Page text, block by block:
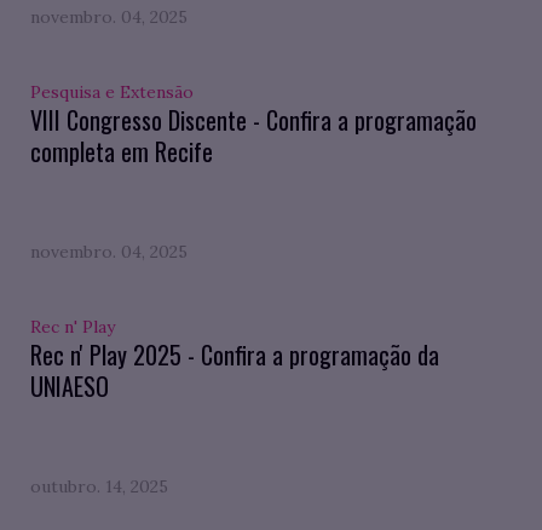
novembro. 04, 2025
Pesquisa e Extensão
VIII Congresso Discente - Confira a programação
completa em Recife
novembro. 04, 2025
Rec n' Play
Rec n' Play 2025 - Confira a programação da
UNIAESO
outubro. 14, 2025